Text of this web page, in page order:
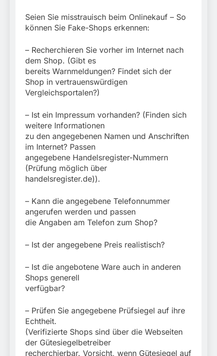
Seien Sie misstrauisch beim Onlinekauf – So
können Sie Fake-Shops erkennen:
– Recherchieren Sie vorher im Internet nach
dem Shop. (Gibt es
bereits Warnmeldungen? Findet sich der
Shop in vertrauenswürdigen
Vergleichsportalen?)
– Ist ein Impressum vorhanden? (Finden sich
weitere Informationen
zu den angegebenen Namen und Anschriften
im Internet? Passen
angegebene Handelsregister-Nummern
(Prüfung möglich über
handelsregister.de)).
– Kann die angegebene Telefonnummer
angerufen werden und passen
die Angaben am Telefon zum Shop?
– Ist der angegebene Preis realistisch?
– Ist die angebotene Ware auch in anderen
Shops generell
verfügbar?
– Prüfen Sie angegebene Prüfsiegel auf ihre
Echtheit.
(Verifizierte Shops sind über die Webseiten
der Gütesiegelbetreiber
recherchierbar. Vorsicht, wenn Gütesiegel auf